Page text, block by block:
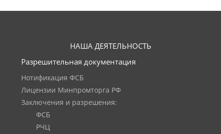
НАША ДЕЯТЕЛЬНОСТЬ
Разрешительная документация
Нотификация ФСБ
Лицензии Минпромторга РФ
Заключения и разрешения:
ФСБ
РЧЦ